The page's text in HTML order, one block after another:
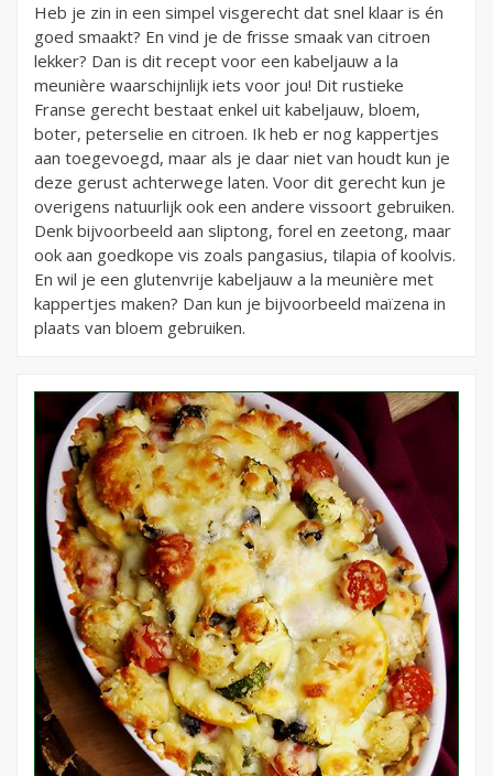
Heb je zin in een simpel visgerecht dat snel klaar is én
goed smaakt? En vind je de frisse smaak van citroen
lekker? Dan is dit recept voor een kabeljauw a la
meunière waarschijnlijk iets voor jou! Dit rustieke
Franse gerecht bestaat enkel uit kabeljauw, bloem,
boter, peterselie en citroen. Ik heb er nog kappertjes
aan toegevoegd, maar als je daar niet van houdt kun je
deze gerust achterwege laten. Voor dit gerecht kun je
overigens natuurlijk ook een andere vissoort gebruiken.
Denk bijvoorbeeld aan sliptong, forel en zeetong, maar
ook aan goedkope vis zoals pangasius, tilapia of koolvis.
En wil je een glutenvrije kabeljauw a la meunière met
kappertjes maken? Dan kun je bijvoorbeeld maïzena in
plaats van bloem gebruiken.